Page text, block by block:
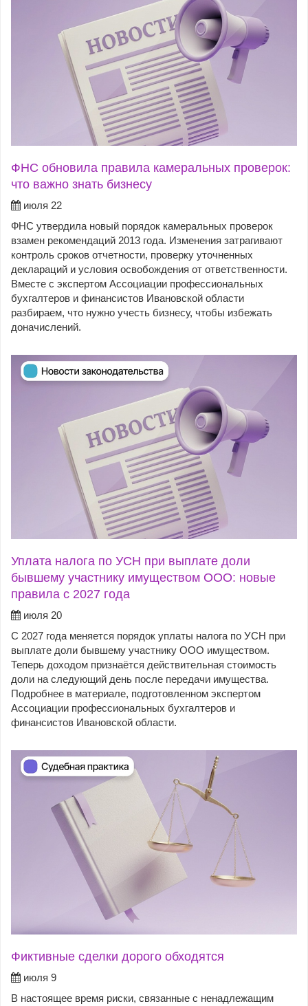
ФНС обновила правила камеральных проверок:
что важно знать бизнесу
июля 22
ФНС утвердила новый порядок камеральных проверок
взамен рекомендаций 2013 года. Изменения затрагивают
контроль сроков отчетности, проверку уточненных
деклараций и условия освобождения от ответственности.
Вместе с экспертом Ассоциации профессиональных
бухгалтеров и финансистов Ивановской области
разбираем, что нужно учесть бизнесу, чтобы избежать
доначислений.
Уплата налога по УСН при выплате доли
бывшему участнику имуществом ООО: новые
правила с 2027 года
июля 20
С 2027 года меняется порядок уплаты налога по УСН при
выплате доли бывшему участнику ООО имуществом.
Теперь доходом признаётся действительная стоимость
доли на следующий день после передачи имущества.
Подробнее в материале, подготовленном экспертом
Ассоциации профессиональных бухгалтеров и
финансистов Ивановской области.
Фиктивные сделки дорого обходятся
июля 9
В настоящее время риски, связанные с ненадлежащим